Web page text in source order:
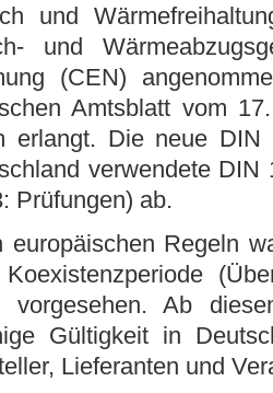
und
und
(CEN)
Amtsblatt vom
erlangt. Die neue
verwendete
Prüfungen) ab.
europäischen Regeln
vorgesehen. Ab
Gültigkeit in
Lieferanten und